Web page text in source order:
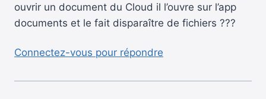
ouvrir un document du Cloud il l’ouvre sur l’app
documents et le fait disparaître de fichiers ???
Connectez-vous pour répondre